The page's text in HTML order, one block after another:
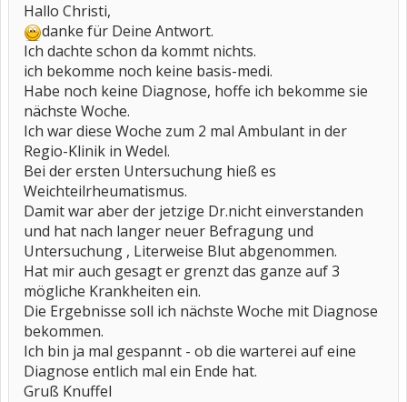
Hallo Christi,
danke für Deine Antwort.
Ich dachte schon da kommt nichts.
ich bekomme noch keine basis-medi.
Habe noch keine Diagnose, hoffe ich bekomme sie
nächste Woche.
Ich war diese Woche zum 2 mal Ambulant in der
Regio-Klinik in Wedel.
Bei der ersten Untersuchung hieß es
Weichteilrheumatismus.
Damit war aber der jetzige Dr.nicht einverstanden
und hat nach langer neuer Befragung und
Untersuchung , Literweise Blut abgenommen.
Hat mir auch gesagt er grenzt das ganze auf 3
mögliche Krankheiten ein.
Die Ergebnisse soll ich nächste Woche mit Diagnose
bekommen.
Ich bin ja mal gespannt - ob die warterei auf eine
Diagnose entlich mal ein Ende hat.
Gruß Knuffel